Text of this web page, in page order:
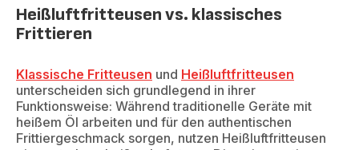
Heißluftfritteusen vs. klassisches
Frittieren
Klassische Fritteusen und Heißluftfritteusen
unterscheiden sich grundlegend in ihrer
Funktionsweise: Während traditionelle Geräte mit
heißem Öl arbeiten und für den authentischen
Frittiergeschmack sorgen, nutzen Heißluftfritteusen